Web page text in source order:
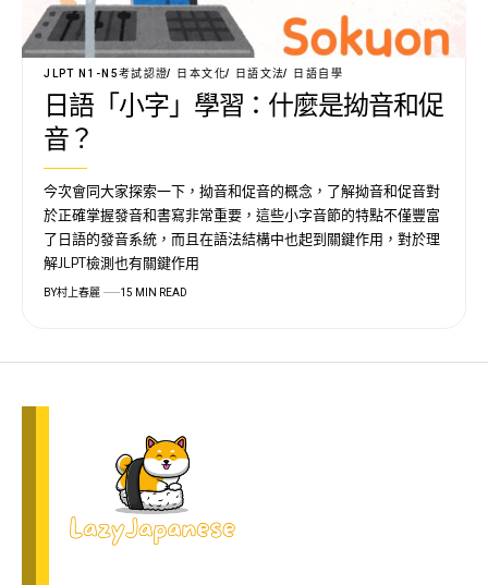
JLPT N1-N5考試認證 日本文化 日語文法 日語自學
日語「小字」學習：什麼是拗音和促
音？
今次會同大家探索一下，拗音和促音的概念，了解拗音和促音對
於正確掌握發音和書寫非常重要，這些小字音節的特點不僅豐富
了日語的發音系統，而且在語法結構中也起到關鍵作用，對於理
解JLPT檢測也有關鍵作用
BY村上春麗 15 MIN READ